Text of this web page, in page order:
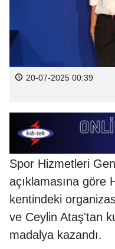
20-07-2025 00:39
Spor Hizmetleri
açıklamasına göre
kentindeki
ve Ceylin Ataş'tan
madalya kazandı.